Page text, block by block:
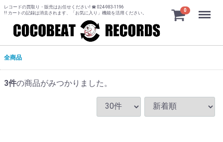
レコードの買取り・販売はお任せください! ☎ 024-983-1196
!! カートの記録は消去されます、「お気に入り」機能を活用ください。
0 Menu
全商品
3件の商品がみつかりました。